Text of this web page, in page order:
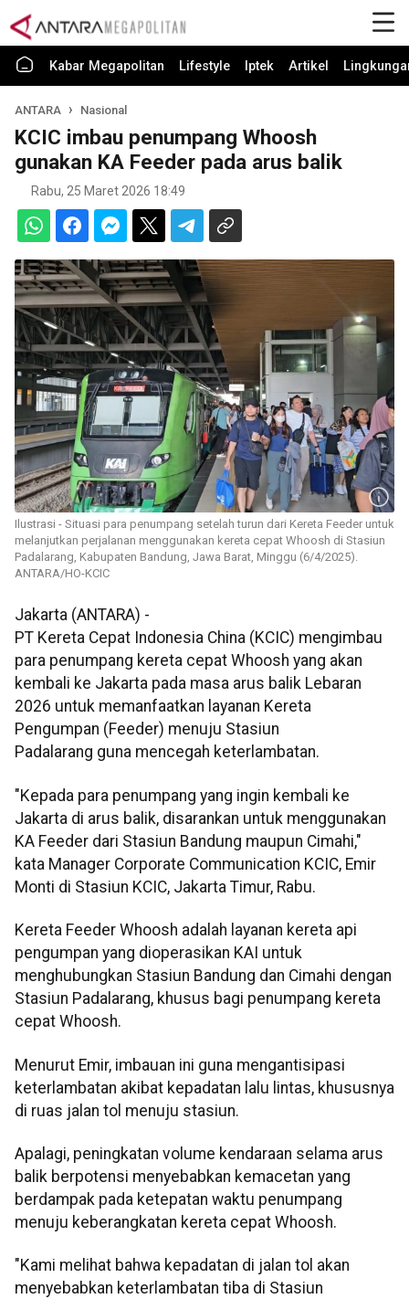
Kabar Megapolitan Lifestyle Iptek Artikel
ANTARA Nasional
KCIC imbau penumpang Whoosh
gunakan KA Feeder pada arus balik
Rabu, 25 Maret 2026 18:49
Ilustrasi - Situasi para penumpang setelah turun dari Kereta Feeder untuk
melanjutkan perjalanan menggunakan kereta cepat Whoosh di Stasiun
Padalarang, Kabupaten Bandung, Jawa Barat, Minggu (6/4/2025).
ANTARA/HO-KCIC
Jakarta (ANTARA) -
PT Kereta Cepat Indonesia China (KCIC) mengimbau
para penumpang kereta cepat Whoosh yang akan
kembali ke Jakarta pada masa arus balik Lebaran
2026 untuk memanfaatkan layanan Kereta
Pengumpan (Feeder) menuju Stasiun
Padalarang guna mencegah keterlambatan.
"Kepada para penumpang yang ingin kembali ke
Jakarta di arus balik, disarankan untuk menggunakan
KA Feeder dari Stasiun Bandung maupun Cimahi,"
kata Manager Corporate Communication KCIC, Emir
Monti di Stasiun KCIC, Jakarta Timur, Rabu.
Kereta Feeder Whoosh adalah layanan kereta api
pengumpan yang dioperasikan KAI untuk
menghubungkan Stasiun Bandung dan Cimahi dengan
Stasiun Padalarang, khusus bagi penumpang kereta
cepat Whoosh.
Menurut Emir, imbauan ini guna mengantisipasi
keterlambatan akibat kepadatan lalu lintas, khususnya
di ruas jalan tol menuju stasiun.
Apalagi, peningkatan volume kendaraan selama arus
balik berpotensi menyebabkan kemacetan yang
berdampak pada ketepatan waktu penumpang
menuju keberangkatan kereta cepat Whoosh.
"Kami melihat bahwa kepadatan di jalan tol akan
menyebabkan keterlambatan tiba di Stasiun